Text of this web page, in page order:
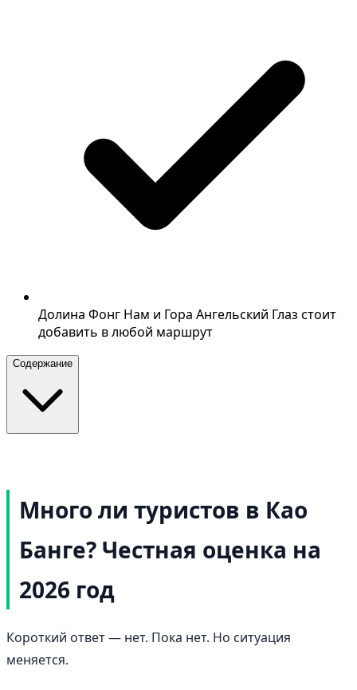
Долина Фонг Нам и Гора Ангельский Глаз стоит
добавить в любой маршрут
Содержание
Много ли туристов в Као
Банге? Честная оценка на
2026 год
Короткий ответ — нет. Пока нет. Но ситуация
меняется.